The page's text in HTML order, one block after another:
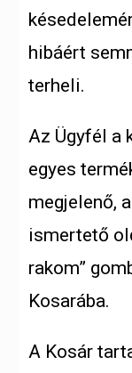
hibáért
terheli.
Az Ügyfél a
egyes
megjelenő,
ismertető
rakom”
Kosarába.
A Kosár